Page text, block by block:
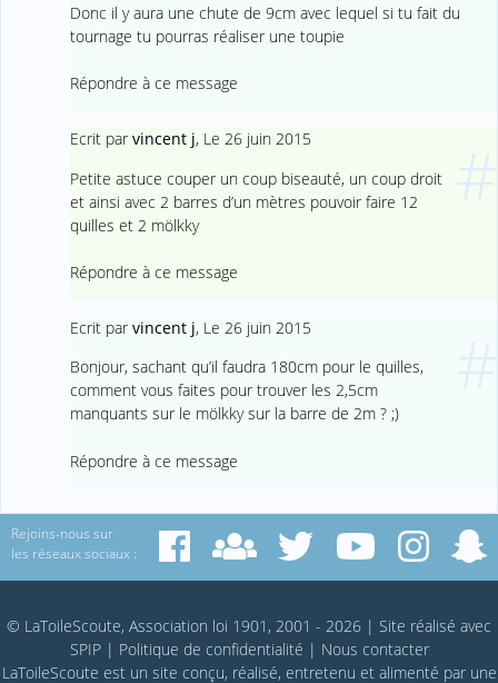
Donc il y aura une chute de 9cm avec lequel si tu fait du
tournage tu pourras réaliser une toupie
Répondre à ce message
Ecrit par vincent j, Le 26 juin 2015
Petite astuce couper un coup biseauté, un coup droit
et ainsi avec 2 barres d’un mètres pouvoir faire 12
quilles et 2 mölkky
Répondre à ce message
Ecrit par vincent j, Le 26 juin 2015
Bonjour, sachant qu’il faudra 180cm pour le quilles,
comment vous faites pour trouver les 2,5cm
manquants sur le mölkky sur la barre de 2m ? ;)
Répondre à ce message
Rejoins-nous sur
les réseaux sociaux :
© LaToileScoute, Association loi 1901, 2001 - 2026 | Site réalisé avec
SPIP| Politique de confidentialité | Nous contacter
LaToileScoute est un site conçu, réalisé, entretenu et alimenté par une